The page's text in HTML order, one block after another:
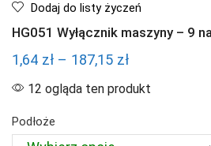
Dodaj do listy życzeń
HG051 Wyłącznik maszyny – 9
1,64 zł – 187,15 złZakres
cen:
12 ogląda ten produkt
Podłoże